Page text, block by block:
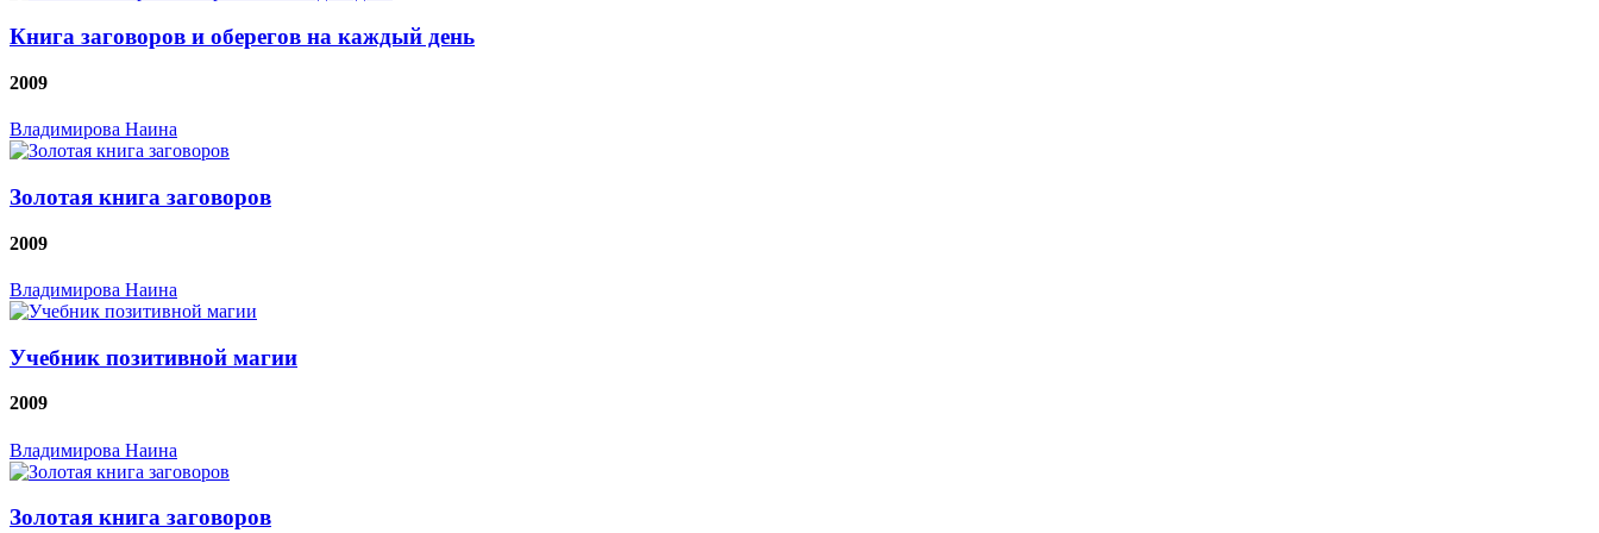
Книга заговоров и оберегов на каждый день
2009
Владимирова Наина
Золотая книга заговоров
2009
Владимирова Наина
Учебник позитивной магии
2009
Владимирова Наина
Золотая книга заговоров